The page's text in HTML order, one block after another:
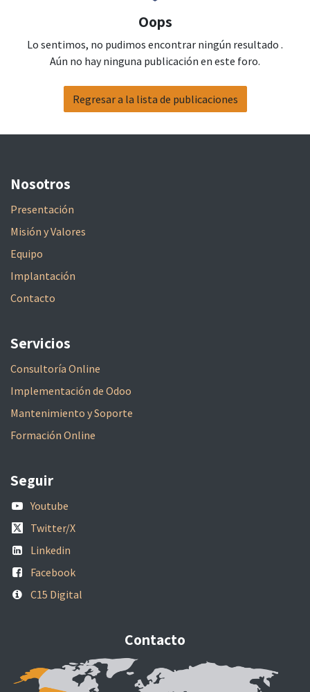
Oops
Lo sentimos, no pudimos encontrar ningún resultado .
Aún no hay ninguna publicación en este foro.
Regresar a la lista de publicaciones
Nosotros
Presentación
Misión y Valores
Equipo
Implantación
Contacto
Contacto
Seguir
Youtube
Twitter/X
Linkedin
Facebook
C15 Digital
Servicios
Consultoría Online
Implementación de Odoo
Mantenimiento y Soporte
Formación Online